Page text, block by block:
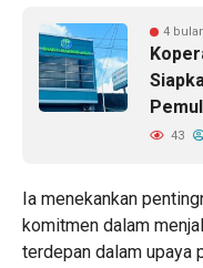
4
43
Ia menekankan
komitmen dalam
terdepan dalam upaya